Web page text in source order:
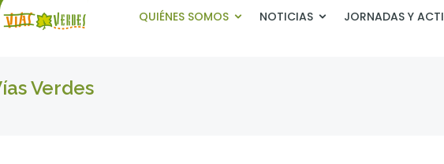
QUIÉNES SOMOS NOTICIAS JORNADAS Y
Verdes